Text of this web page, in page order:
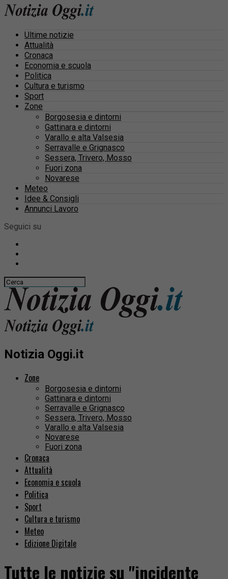
Ultime notizie
Attualità
Cronaca
Economia e scuola
Politica
Cultura e turismo
Sport
Zone
Borgosesia e dintorni
Gattinara e dintorni
Varallo e alta Valsesia
Serravalle e Grignasco
Sessera, Trivero, Mosso
Fuori zona
Novarese
Meteo
Idee & Consigli
Annunci Lavoro
Seguici su
Notizia Oggi.it
Zone
Borgosesia e dintorni
Gattinara e dintorni
Serravalle e Grignasco
Sessera, Trivero, Mosso
Varallo e alta Valsesia
Novarese
Fuori zona
Cronaca
Attualità
Economia e scuola
Politica
Sport
Cultura e turismo
Meteo
Edizione Digitale
Tutte le notizie su "incidente